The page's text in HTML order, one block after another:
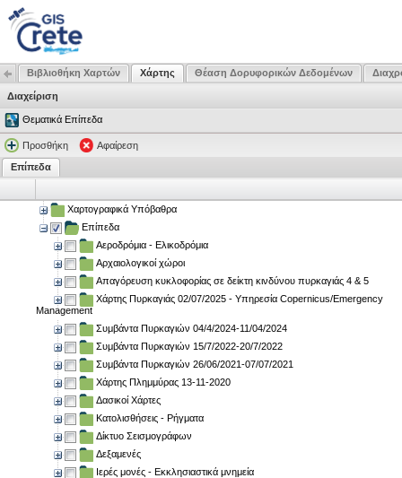
Βιβλιοθήκη Χαρτών Χάρτης Θέαση Δορυφορικών Δεδομένων
Διαχείριση
Θεματικά Επίπεδα
Προσθήκη
Αφαίρεση
Επίπεδα
Χαρτογραφικά Υπόβαθρα
Επίπεδα
Αεροδρόμια - Ελικοδρόμια
Αρχαιολογικοί χώροι
Απαγόρευση κυκλοφορίας σε δείκτη κινδύνου πυρκαγιάς 4 & 5
Χάρτης Πυρκαγιάς 02/07/2025 - Υπηρεσία Copernicus/Emergency
Management
Συμβάντα Πυρκαγιών 04/4/2024-11/04/2024
Συμβάντα Πυρκαγιών 15/7/2022-20/7/2022
Συμβάντα Πυρκαγιών 26/06/2021-07/07/2021
Χάρτης Πλημμύρας 13-11-2020
Δασικοί Χάρτες
Κατολισθήσεις - Ρήγματα
Δίκτυο Σεισμογράφων
Δεξαμενές
Ιερές μονές - Εκκλησιαστικά μνημεία